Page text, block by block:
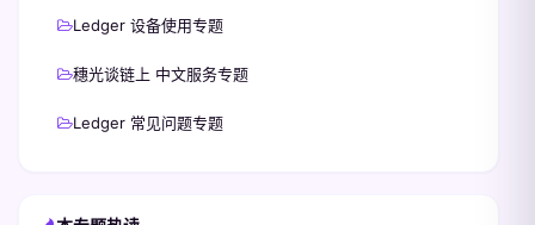
Ledger 设备使用专题
穗光谈链上 中文服务专题
Ledger 常见问题专题